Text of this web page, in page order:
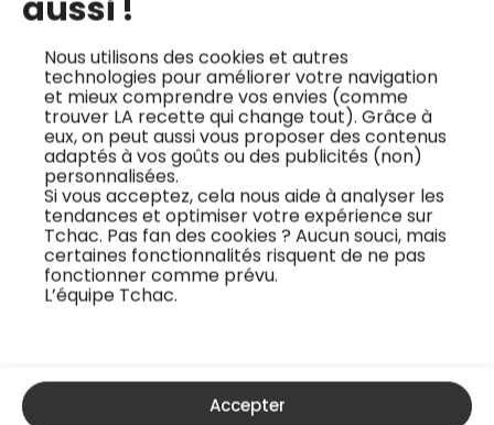
aussi !
Nous utilisons des cookies et autres
technologies pour améliorer votre navigation
et mieux comprendre vos envies (comme
trouver LA recette qui change tout). Grâce à
eux, on peut aussi vous proposer des contenus
adaptés à vos goûts ou des publicités (non)
personnalisées.
Si vous acceptez, cela nous aide à analyser les
tendances et optimiser votre expérience sur
Tchac. Pas fan des cookies ? Aucun souci, mais
certaines fonctionnalités risquent de ne pas
fonctionner comme prévu.
L’équipe Tchac.
Accepter
Yaourt végétal maison
Shira Benarroch
Facile